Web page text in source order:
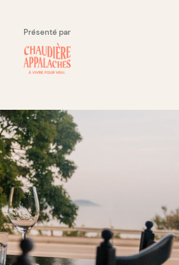
Présenté par